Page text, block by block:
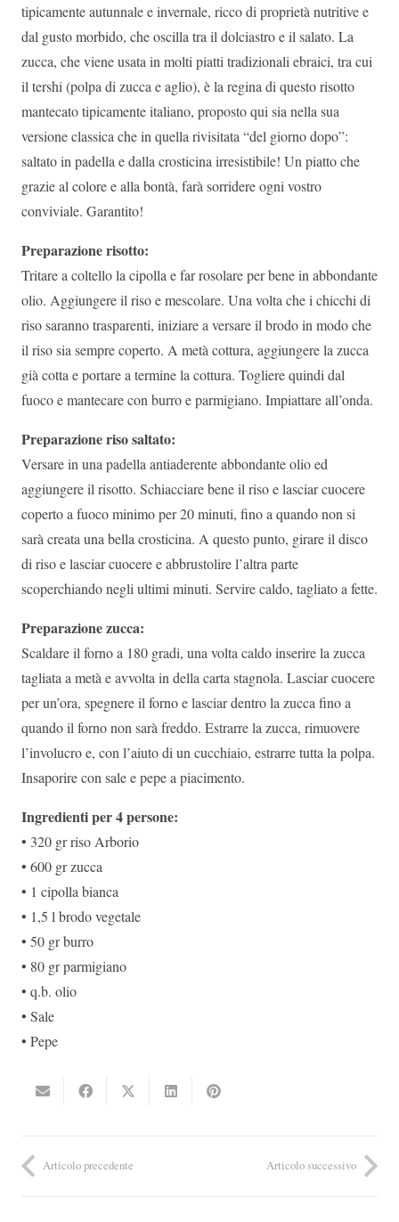
tipicamente autunnale e invernale, ricco di proprietà nutritive e
dal gusto morbido, che oscilla tra il dolciastro e il salato. La
zucca, che viene usata in molti piatti tradizionali ebraici, tra cui
il tershi (polpa di zucca e aglio), è la regina di questo risotto
mantecato tipicamente italiano, proposto qui sia nella sua
versione classica che in quella rivisitata “del giorno dopo”:
saltato in padella e dalla crosticina irresistibile! Un piatto che
grazie al colore e alla bontà, farà sorridere ogni vostro
conviviale. Garantito!
Preparazione risotto:
Tritare a coltello la cipolla e far rosolare per bene in abbondante
olio. Aggiungere il riso e mescolare. Una volta che i chicchi di
riso saranno trasparenti, iniziare a versare il brodo in modo che
il riso sia sempre coperto. A metà cottura, aggiungere la zucca
già cotta e portare a termine la cottura. Togliere quindi dal
fuoco e mantecare con burro e parmigiano. Impiattare all’onda.
Preparazione riso saltato:
Versare in una padella antiaderente abbondante olio ed
aggiungere il risotto. Schiacciare bene il riso e lasciar cuocere
coperto a fuoco minimo per 20 minuti, fino a quando non si
sarà creata una bella crosticina. A questo punto, girare il disco
di riso e lasciar cuocere e abbrustolire l’altra parte
scoperchiando negli ultimi minuti. Servire caldo, tagliato a fette.
Preparazione zucca:
Scaldare il forno a 180 gradi, una volta caldo inserire la zucca
tagliata a metà e avvolta in della carta stagnola. Lasciar cuocere
per un’ora, spegnere il forno e lasciar dentro la zucca fino a
quando il forno non sarà freddo. Estrarre la zucca, rimuovere
l’involucro e, con l’aiuto di un cucchiaio, estrarre tutta la polpa.
Insaporire con sale e pepe a piacimento.
Ingredienti per 4 persone:
• 320 gr riso Arborio
• 600 gr zucca
• 1 cipolla bianca
• 1,5 l brodo vegetale
• 50 gr burro
• 80 gr parmigiano
• q.b. olio
• Sale
• Pepe
Articolo precedente Articolo successivo